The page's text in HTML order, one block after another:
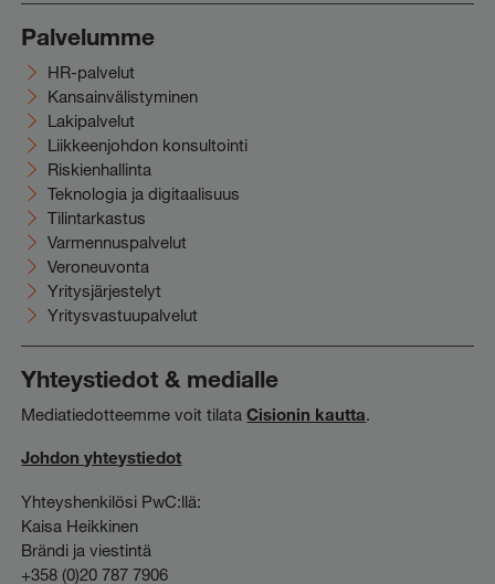
Palvelumme
HR-palvelut
Kansainvälistyminen
Lakipalvelut
Liikkeenjohdon konsultointi
Riskienhallinta
Teknologia ja digitaalisuus
Tilintarkastus
Varmennuspalvelut
Veroneuvonta
Yritysjärjestelyt
Yritysvastuupalvelut
Yhteystiedot & medialle
Mediatiedotteemme voit tilataCisionin kautta.
Johdon yhteystiedot
Yhteyshenkilösi PwC:llä:
Kaisa Heikkinen
Brändi ja viestintä
+358 (0)20 787 7906